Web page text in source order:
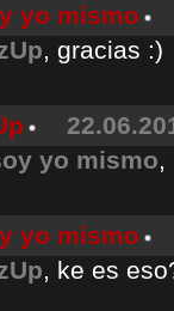
yo mismo
, gracias :)
yo mismo,
yo mismo
, ke es